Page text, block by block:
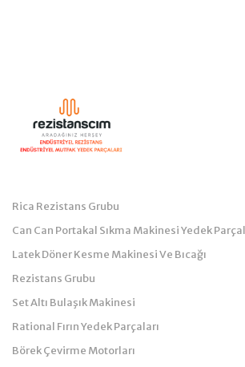
Rica Rezistans Grubu
Can Can Portakal Sıkma Makinesi Yedek
Latek Döner Kesme Makinesi Ve Bıcağı
Rezistans Grubu
Set Altı Bulaşık Makinesi
Rational Fırın Yedek Parçaları
Börek Çevirme Motorları